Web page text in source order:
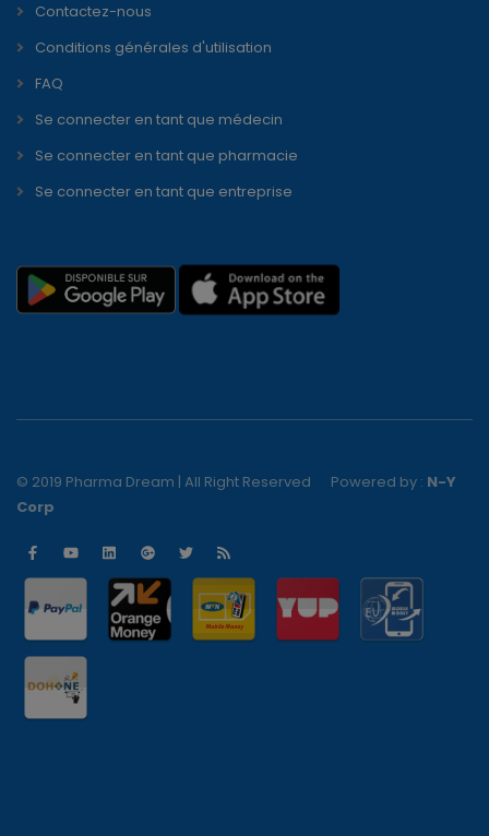
Contactez-nous
Conditions générales d'utilisation
FAQ
Se connecter en tant que médecin
Se connecter en tant que pharmacie
Se connecter en tant que entreprise
© 2019 Pharma Dream | All Right Reserved Powered by : N-Y
Corp